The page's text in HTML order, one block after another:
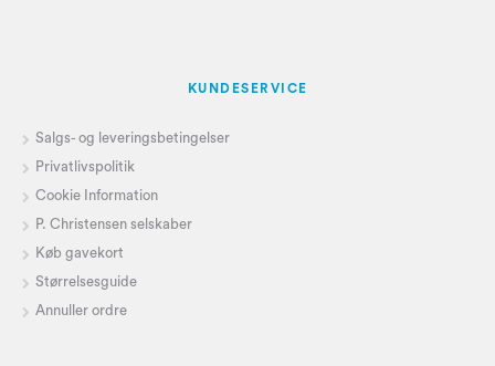
KUNDESERVICE
Salgs- og leveringsbetingelser
Privatlivspolitik
Cookie Information
P. Christensen selskaber
Køb gavekort
Størrelsesguide
Annuller ordre